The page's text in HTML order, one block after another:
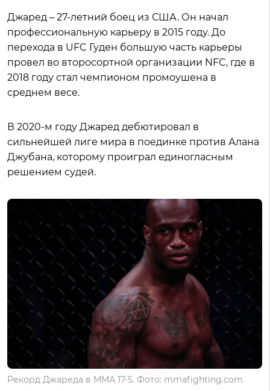
Джаред – 27-летний боец из США. Он начал
профессиональную карьеру в 2015 году. До
перехода в UFC Гуден большую часть карьеры
провел во второсортной организации NFC, где в
2018 году стал чемпионом промоушена в
среднем весе.
В 2020-м году Джаред дебютировал в
сильнейшей лиге мира в поединке против Алана
Джубана, которому проиграл единогласным
решением судей.
Рекорд Джареда в ММА 17-5. Фото: mmafighting.com